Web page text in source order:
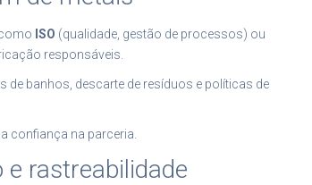
ISO (qualidade, gestão de processos) ou
responsáveis.
de banhos, descarte de resíduos e políticas de
confiança na parceria.
e rastreabilidade